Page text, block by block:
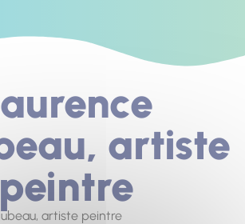
artiste
peintre
artiste peintre